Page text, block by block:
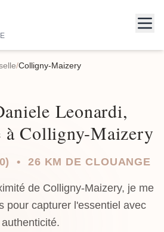
/Colligny-Maizery
Leonardi,
à Colligny-Maizery
• 26 KM DE CLOUANGE
de Colligny-Maizery, je me
pour capturer l'essentiel avec
authenticité.